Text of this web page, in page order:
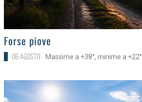
>
Forse piove
06 AGOSTO Massime a +38°, minime a +22°